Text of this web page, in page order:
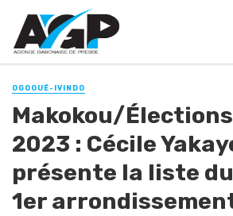
OGOOUÉ-IVINDO
Makokou/
2023 : Cécile
présente la liste du
1er